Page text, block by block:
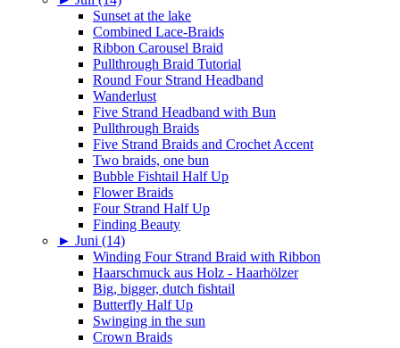
Sunset at the lake
Combined Lace-Braids
Ribbon Carousel Braid
Pullthrough Braid Tutorial
Round Four Strand Headband
Wanderlust
Five Strand Headband with Bun
Pullthrough Braids
Five Strand Braids and Crochet Accent
Two braids, one bun
Bubble Fishtail Half Up
Flower Braids
Four Strand Half Up
Finding Beauty
► Juni (14)
Winding Four Strand Braid with Ribbon
Haarschmuck aus Holz - Haarhölzer
Big, bigger, dutch fishtail
Butterfly Half Up
Swinging in the sun
Crown Braids